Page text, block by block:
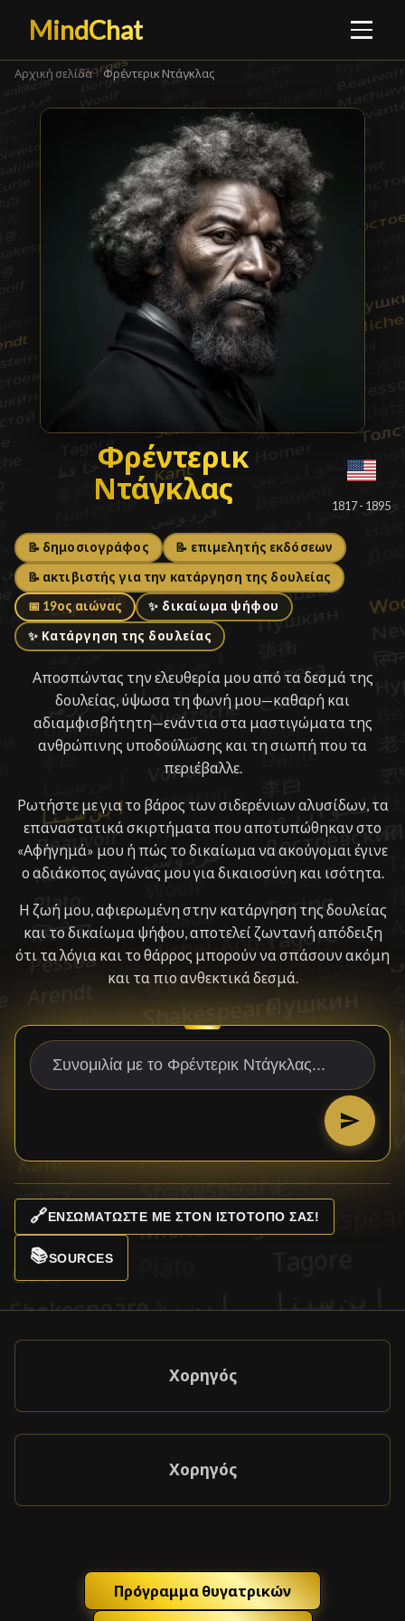
MindChat
Αρχική σελίδα › Φρέντερικ Ντάγκλας
Φρέντερικ Ντάγκλας
Φρέντερικ
Ντάγκλας
1817 - 1895
📝 δημοσιογράφος 📝 επιμελητής εκδόσεων
📝 ακτιβιστής για την κατάργηση της δουλείας
📅 19ος αιώνας ✨ δικαίωμα ψήφου
✨ Κατάργηση της δουλείας
Αποσπώντας την ελευθερία μου από τα δεσμά της
δουλείας, ύψωσα τη φωνή μου—καθαρή και
αδιαμφισβήτητη—ενάντια στα μαστιγώματα της
ανθρώπινης υποδούλωσης και τη σιωπή που τα
περιέβαλλε.
Ρωτήστε με για το βάρος των σιδερένιων αλυσίδων, τα
επαναστατικά σκιρτήματα που αποτυπώθηκαν στο
«Αφήγημά» μου ή πώς το δικαίωμα να ακούγομαι έγινε
ο αδιάκοπος αγώνας μου για δικαιοσύνη και ισότητα.
Η ζωή μου, αφιερωμένη στην κατάργηση της δουλείας
και το δικαίωμα ψήφου, αποτελεί ζωντανή απόδειξη
ότι τα λόγια και το θάρρος μπορούν να σπάσουν ακόμη
και τα πιο ανθεκτικά δεσμά.
🔗ΕΝΣΩΜΑΤΏΣΤΕ ΜΕ ΣΤΟΝ ΙΣΤΌΤΟΠΌ ΣΑΣ!
📚SOURCES
Χορηγός
Χορηγός
Πρόγραμμα θυγατρικών